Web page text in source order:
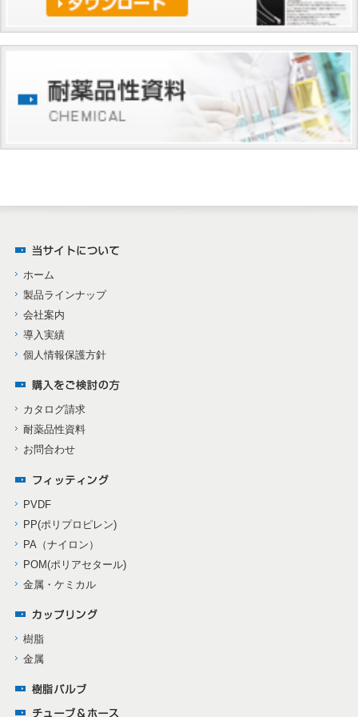
ホーム
製品ラインナップ
会社案内
導入実績
個人情報保護方針
カタログ請求
耐薬品性資料
お問合わせ
PVDF
PP(ポリプロピレン)
PA（ナイロン）
POM(ポリアセタール)
金属・ケミカル
樹脂
金属